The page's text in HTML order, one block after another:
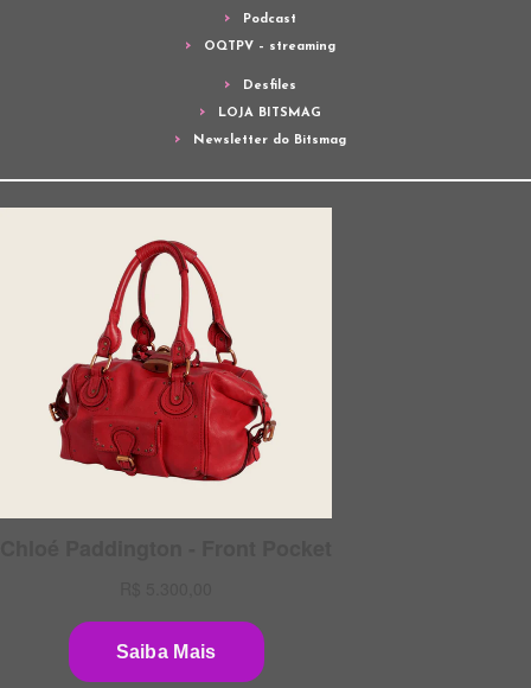
Podcast
OQTPV – streaming
Desfiles
LOJA BITSMAG
Newsletter do Bitsmag